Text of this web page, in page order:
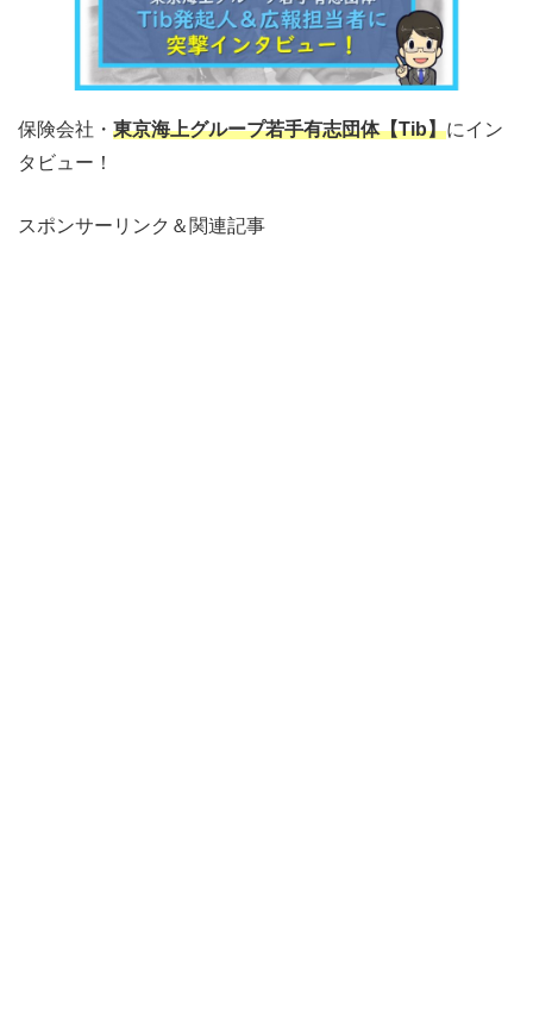
保険会社・ 東京海上グループ若手有志団体【Tib】にイン
タビュー！
スポンサーリンク＆関連記事